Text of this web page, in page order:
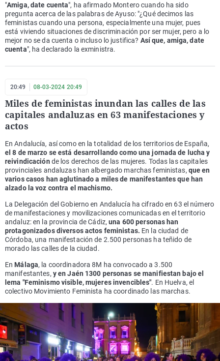
"Amiga, date cuenta", ha afirmado Montero cuando ha sido
pregunta acerca de las palabras de Ayuso: "¿Qué decimos las
feministas cuando una persona, especialmente una mujer, pues
está viviendo situaciones de discriminación por ser mujer, pero a lo
mejor no se da cuenta o incluso lo justifica? Así que, amiga, date
cuenta", ha declarado la exministra.
20:49 08-03-2024 20:49
Miles de feministas inundan las calles de las
capitales andaluzas en 63 manifestaciones y
actos
En Andalucía, así como en la totalidad de los territorios de España,
el 8 de marzo se está desarrollando como una jornada de lucha y
reivindicación de los derechos de las mujeres. Todas las capitales
provinciales andaluzas han albergado marchas feministas, que en
varios casos han aglutinado a miles de manifestantes que han
alzado la voz contra el machismo.
La Delegación del Gobierno en Andalucía ha cifrado en 63 el número
de manifestaciones y movilizaciones comunicadas en el territorio
andaluz: en la provincia de Cádiz, una 600 personas han
protagonizados diversos actos feministas. En la ciudad de
Córdoba, una manifestación de 2.500 personas ha teñido de
morado las calles de la ciudad.
En Málaga, la coordinadora 8M ha convocado a 3.500
manifestantes, y en Jaén 1300 personas se manifiestan bajo el
lema "Feminismo visible, mujeres invencibles". En Huelva, el
colectivo Movimiento Feminista ha coordinado las marchas.